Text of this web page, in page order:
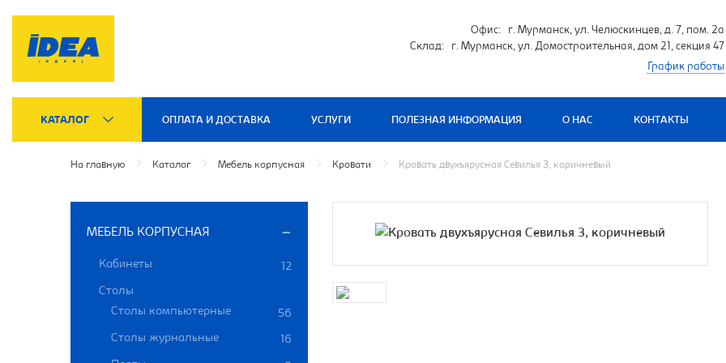
Офис: г. Мурманск, ул. Челюскинцев, д. 7, пом. 2а
Склад: г. Мурманск, ул. Домостроительная, дом 21, секция 47
График работы
КАТАЛОГ ОПЛАТА И ДОСТАВКА УСЛУГИ ПОЛЕЗНАЯ ИНФОРМАЦИЯ О НАС КОНТАКТЫ
На главную Каталог Мебель корпусная Кровати Кровать двухъярусная Севилья 3, коричневый
МЕБЕЛЬ КОРПУСНАЯ
Кабинеты
12
Столы
Столы компьютерные
56
Столы журнальные
16